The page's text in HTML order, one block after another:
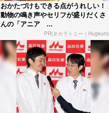
おかたづけもできる点がうれしい！
動物の鳴き声やセリフが盛りだくさ
んの「アニア ...
PR(タカラトミー｜Hugkum)